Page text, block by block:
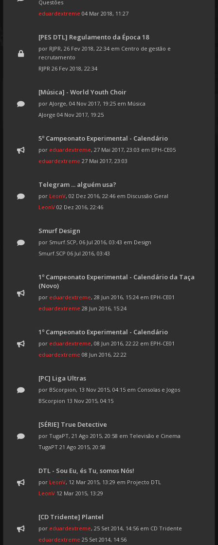
Questões
eduardextreme 04 Mar 2018, 11:27
[PES DTL] Regulamento da Época 18
por RJPR, 26 Fev 2018, 22:34 em Centro de gestão e
recrutamento
RJPR 26 Fev 2018, 22:34
[Música] - World Youth Choir
por AJorge, 04 Nov 2017, 19:25 em Música
AJorge 04 Nov 2017, 19:25
5º Campeonato Experimental - Calendário
por eduardextreme, 27 Mai 2017, 23:03 em EPH-CE05
eduardextreme 27 Mai 2017, 23:03
Telegram ... alguém usa?
por LeonV, 02 Dez 2016, 22:46 em Discussão Geral
LeonV 02 Dez 2016, 22:46
Smurf Design
por Smurf.SCP, 06 Jul 2016, 03:43 em Design
Smurf.SCP 06 Jul 2016, 03:43
1º Campeonato Experimental - Calendário da Taça
(Novo)
por eduardextreme, 28 Jun 2016, 15:24 em EPH-CE01
eduardextreme 28 Jun 2016, 15:24
1º Campeonato Experimental - Calendário
por eduardextreme, 08 Jun 2016, 22:22 em EPH-CE01
eduardextreme 08 Jun 2016, 22:22
[PC] Liga Ultras
por BScorpion, 13 Nov 2015, 04:15 em Consolas e Jogos
BScorpion 13 Nov 2015, 04:15
[SÉRIE] True Detective
por TugaPT, 21 Ago 2015, 20:58 em Televisão e Cinema
TugaPT 21 Ago 2015, 20:58
DTL - Sou Eu, és Tu, somos Nós!
por LeonV, 12 Mar 2015, 13:29 em Projecto DTL
LeonV 12 Mar 2015, 13:29
[CD Tridente] Plantel
por eduardextreme, 25 Set 2014, 14:56 em CD Tridente
eduardextreme 25 Set 2014, 14:56